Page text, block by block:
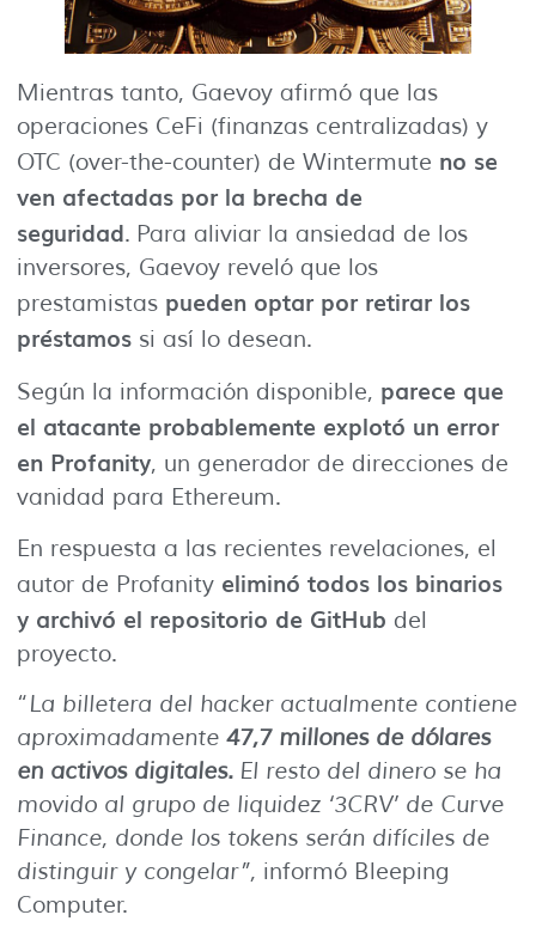
Mientras tanto, Gaevoy afirmó que las
operaciones CeFi (finanzas centralizadas) y
OTC (over-the-counter) de Wintermute no se
ven afectadas por la brecha de
seguridad. Para aliviar la ansiedad de los
inversores, Gaevoy reveló que los
prestamistas pueden optar por retirar los
préstamos si así lo desean.
Según la información disponible, parece que
el atacante probablemente explotó un error
en Profanity, un generador de direcciones de
vanidad para Ethereum.
En respuesta a las recientes revelaciones, el
autor de Profanity eliminó todos los binarios
y archivó el repositorio de GitHub del
proyecto.
“La billetera del hacker actualmente contiene
aproximadamente 47,7 millones de dólares
en activos digitales. El resto del dinero se ha
movido al grupo de liquidez ‘3CRV’ de Curve
Finance, donde los tokens serán difíciles de
distinguir y congelar”, informó Bleeping
Computer.